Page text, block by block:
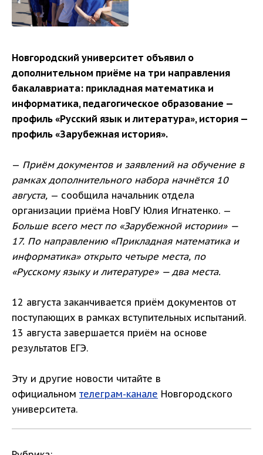
Новгородский университет объявил о
дополнительном приёме на три направления
бакалавриата: прикладная математика и
информатика, педагогическое образование —
профиль «Русский язык и литература», история —
профиль «Зарубежная история».
— Приём документов и заявлений на обучение в
рамках дополнительного набора начнётся 10
августа, — сообщила начальник отдела
организации приёма НовГУ Юлия Игнатенко. —
Больше всего мест по «Зарубежной истории» —
17. По направлению «Прикладная математика и
информатика» открыто четыре места, по
«Русскому языку и литературе» — два места.
12 августа заканчивается приём документов от
поступающих в рамках вступительных испытаний.
13 августа завершается приём на основе
результатов ЕГЭ.
Эту и другие новости читайте в
официальном телеграм-канале Новгородского
университета.